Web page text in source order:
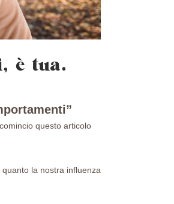
è tua.
questo articolo
la nostra influenza